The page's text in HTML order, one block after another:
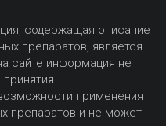
содержащая описание
препаратов, является
сайте информация не
применения
препаратов и не может